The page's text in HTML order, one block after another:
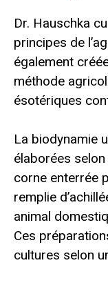
Dr. Hauschka
principes de
également
méthode
ésotériques
La biodynamie
élaborées
corne enterrée
remplie
animal
Ces
cultures selon